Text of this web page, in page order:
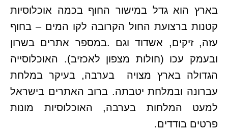
בארץ הוא גדל במישור החוף בכמה אוכלוסיות
קטנות ברצועת החול הקרובה לקו המים – בחוף
עזה, זיקים, אשדוד וגם .במספר אתרים בשרון
ובעמק עכו (חולות מצפון לאכזיב). האוכלוסייה
הגדולה בארץ מצויה בערבה, בעיקר במלחת
עברונה ובמלחת יטבתה. ברוב האתרים בישראל
למעט המלחות בערבה, האוכלוסיות מונות
פרטים בודדים.